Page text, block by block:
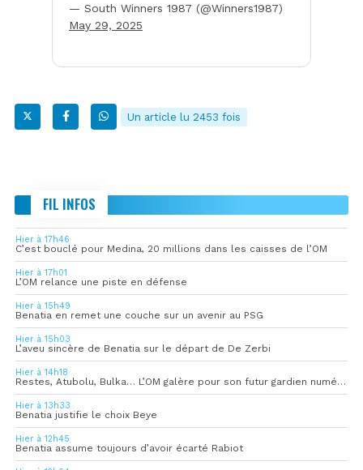
— South Winners 1987 (@Winners1987)
May 29, 2025
Un article lu 2453 fois
FIL INFOS
Hier à 17h46
C’est bouclé pour Medina, 20 millions dans les caisses de l’OM
Hier à 17h01
L’OM relance une piste en défense
Hier à 15h49
Benatia en remet une couche sur un avenir au PSG
Hier à 15h03
L’aveu sincère de Benatia sur le départ de De Zerbi
Hier à 14h18
Restes, Atubolu, Bulka… L’OM galère pour son futur gardien numéro 1
Hier à 13h33
Benatia justifie le choix Beye
Hier à 12h45
Benatia assume toujours d’avoir écarté Rabiot